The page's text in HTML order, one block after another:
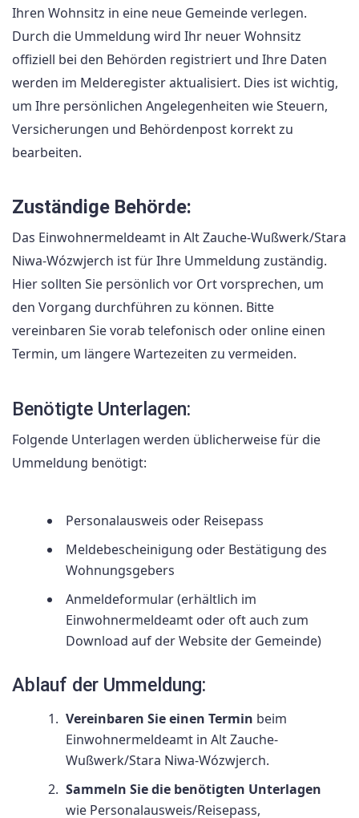
Ihren Wohnsitz in eine neue Gemeinde verlegen.
Durch die Ummeldung wird Ihr neuer Wohnsitz
offiziell bei den Behörden registriert und Ihre Daten
werden im Melderegister aktualisiert. Dies ist wichtig,
um Ihre persönlichen Angelegenheiten wie Steuern,
Versicherungen und Behördenpost korrekt zu
bearbeiten.
Zuständige Behörde:
Das Einwohnermeldeamt in Alt Zauche-Wußwerk/Stara
Niwa-Wózwjerch ist für Ihre Ummeldung zuständig.
Hier sollten Sie persönlich vor Ort vorsprechen, um
den Vorgang durchführen zu können. Bitte
vereinbaren Sie vorab telefonisch oder online einen
Termin, um längere Wartezeiten zu vermeiden.
Benötigte Unterlagen:
Folgende Unterlagen werden üblicherweise für die
Ummeldung benötigt:
Personalausweis oder Reisepass
Meldebescheinigung oder Bestätigung des
Wohnungsgebers
Anmeldeformular (erhältlich im
Einwohnermeldeamt oder oft auch zum
Download auf der Website der Gemeinde)
Ablauf der Ummeldung:
Vereinbaren Sie einen Termin beim
Einwohnermeldeamt in Alt Zauche-
Wußwerk/Stara Niwa-Wózwjerch.
Sammeln Sie die benötigten Unterlagen
wie Personalausweis/Reisepass,